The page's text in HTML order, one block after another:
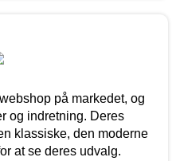
på markedet, og
og indretning. Deres
klassiske, den moderne
at se deres udvalg.